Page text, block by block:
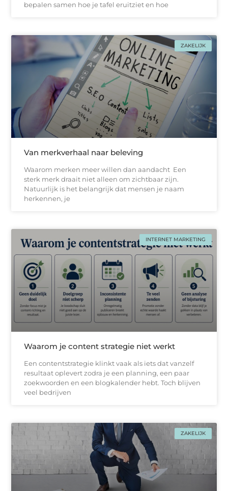
bepalen samen hoe je tafel eruitziet en hoe
ZAKELIJK
Van merkverhaal naar beleving
Waarom merken meer willen dan aandacht Een
sterk merk draait niet alleen om zichtbaar zijn.
Natuurlijk is het belangrijk dat mensen je naam
herkennen, je
INTERNET MARKETING
Waarom je content strategie niet werkt
Een contentstrategie klinkt vaak als iets dat vanzelf
resultaat oplevert zodra je een planning, een paar
zoekwoorden en een blogkalender hebt. Toch blijven
veel bedrijven
ZAKELIJK